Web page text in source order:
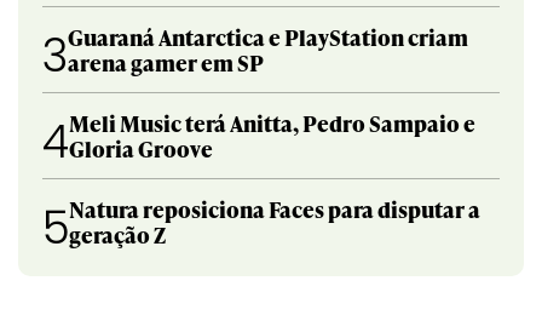
3Guaraná Antarctica e PlayStation criam
arena gamer em SP
4Meli Music terá Anitta, Pedro Sampaio e
Gloria Groove
5Natura reposiciona Faces para disputar a
geração Z